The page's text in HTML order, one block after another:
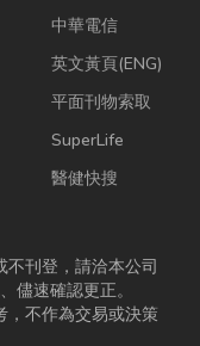
中華電信
英文黃頁(ENG)
平面刊物索取
SuperLife
醫健快搜
刊登，請洽本公司
儘速確認更正。
，不作為交易或決策